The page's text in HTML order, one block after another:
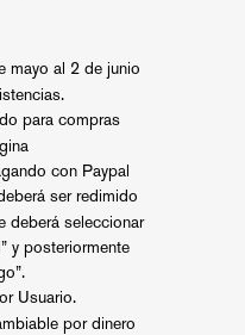
mayo al 2 de junio
para compras
con Paypal
ser redimido
deberá seleccionar
y posteriormente
Usuario.
por dinero